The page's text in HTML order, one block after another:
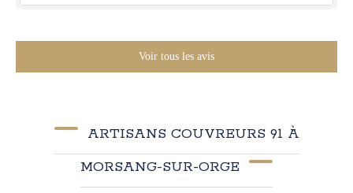
Voir tous les avis
ARTISANS COUVREURS 91 À
MORSANG-SUR-ORGE